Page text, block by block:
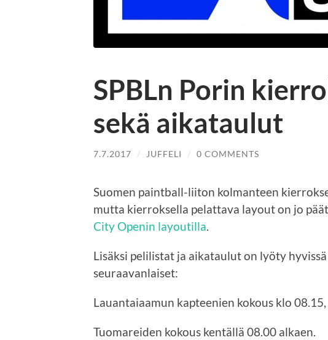
SPBLn Porin
sekä aikataulut
7.7.2017 / JUFFELI / 0 COMMENTS
Suomen paintball-liiton kolmanteen
mutta kierroksella pelattava layout on jo
City Openin layoutilla.
Lisäksi pelilistat ja aikataulut on lyöty
seuraavanlaiset:
Lauantaiaamun kapteenien kokous klo
Tuomareiden kokous kentällä 08.00 alkaen.